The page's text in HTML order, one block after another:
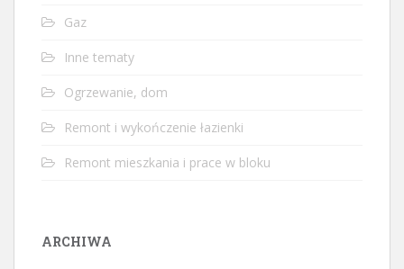
Gaz
Inne tematy
Ogrzewanie, dom
Remont i wykończenie łazienki
Remont mieszkania i prace w bloku
ARCHIWA